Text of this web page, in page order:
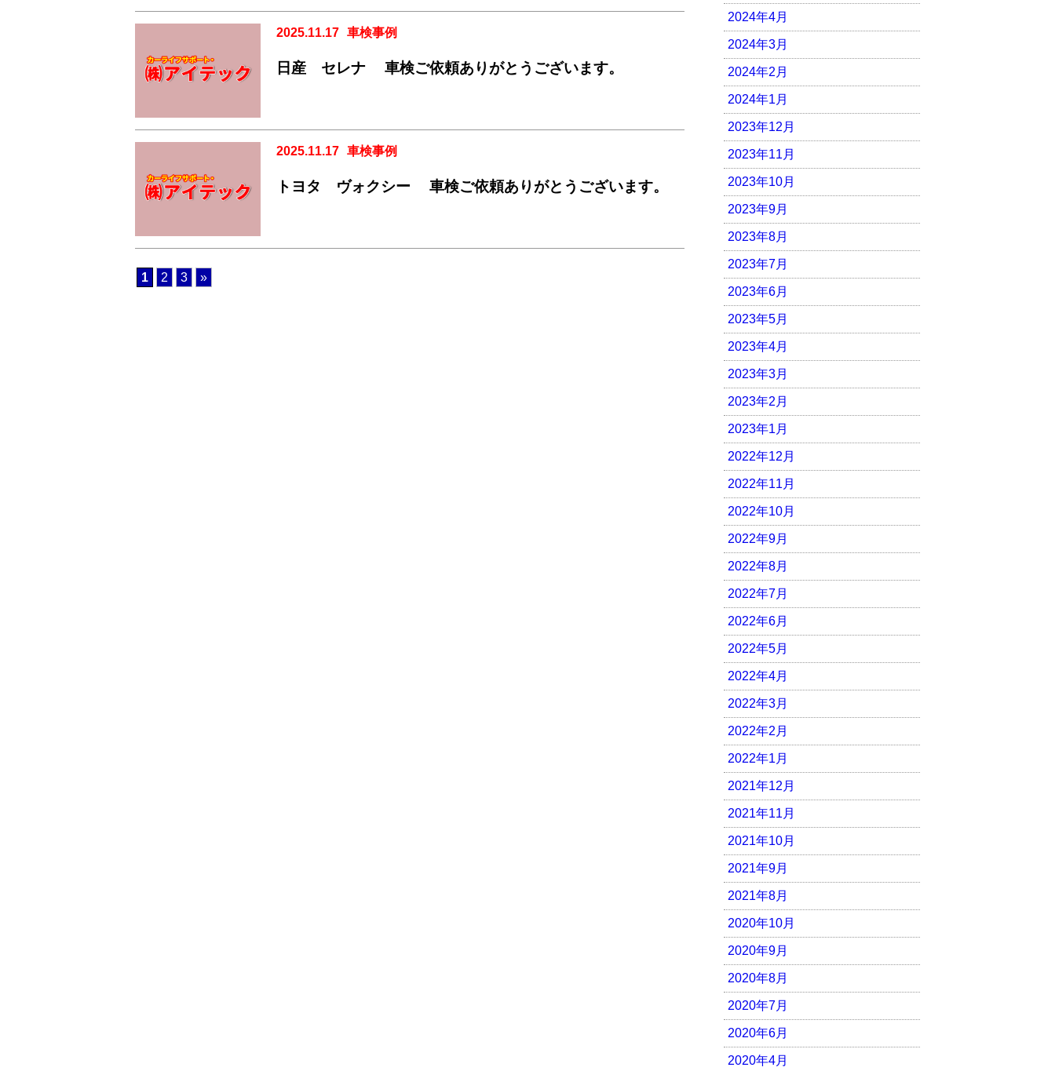
2025.11.17 車検事例
日産 セレナ 車検ご依頼ありがとうございます。
2025.11.17 車検事例
トヨタ ヴォクシー 車検ご依頼ありがとうございます。
1 2 3 »
2024年4月
2024年3月
2024年2月
2024年1月
2023年12月
2023年11月
2023年10月
2023年9月
2023年8月
2023年7月
2023年6月
2023年5月
2023年4月
2023年3月
2023年2月
2023年1月
2022年12月
2022年11月
2022年10月
2022年9月
2022年8月
2022年7月
2022年6月
2022年5月
2022年4月
2022年3月
2022年2月
2022年1月
2021年12月
2021年11月
2021年10月
2021年9月
2021年8月
2020年10月
2020年9月
2020年8月
2020年7月
2020年6月
2020年4月